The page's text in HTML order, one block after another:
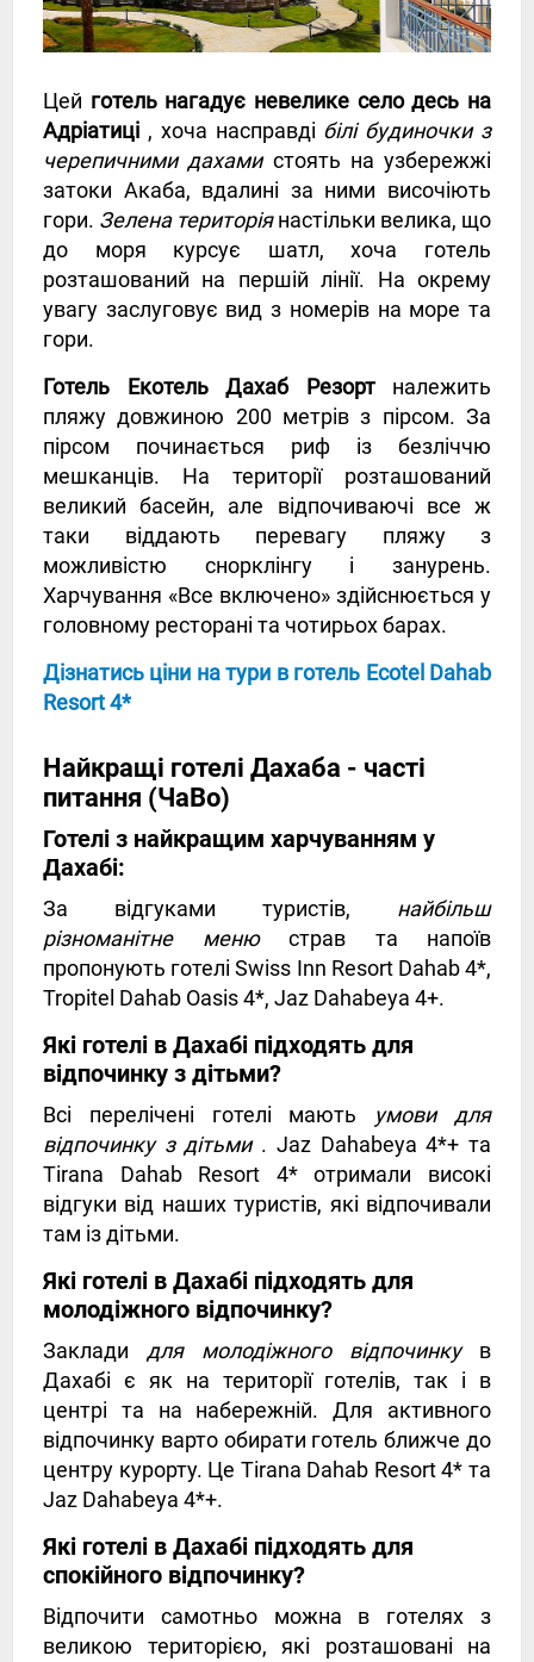
Цей готель нагадує невелике село десь на
Адріатиці , хоча насправді білі будиночки з
черепичними дахамистоять на узбережжі
затоки Акаба, вдалині за ними височіють
гори. Зелена територіянастільки велика, що
до моря курсує шатл, хоча готель
розташований на першій лінії. На окрему
увагу заслуговує вид з номерів на море та
гори.
Готель Екотель Дахаб Резортналежить
пляжу довжиною 200 метрів з пірсом. За
пірсом починається риф із безліччю
мешканців. На території розташований
великий басейн, але відпочиваючі все ж
таки віддають перевагу пляжу з
можливістю снорклінгу і занурень.
Харчування «Все включено» здійснюється у
головному ресторані та чотирьох барах.
Дізнатись ціни на тури в готель Ecotel Dahab
Resort 4*
Найкращі готелі Дахаба - часті
питання (ЧаВо)
Готелі з найкращим харчуванням у
Дахабі:
За відгуками туристів, найбільш
різноманітне менюстрав та напоїв
пропонують готелі Swiss Inn Resort Dahab 4*,
Tropitel Dahab Oasis 4*, Jaz Dahabeya 4+.
Які готелі в Дахабі підходять для
відпочинку з дітьми?
Всі перелічені готелі мають умови для
відпочинку з дітьми. Jaz Dahabeya 4*+ та
Tirana Dahab Resort 4* отримали високі
відгуки від наших туристів, які відпочивали
там із дітьми.
Які готелі в Дахабі підходять для
молодіжного відпочинку?
Заклади для молодіжного відпочинкув
Дахабі є як на території готелів, так і в
центрі та на набережній. Для активного
відпочинку варто обирати готель ближче до
центру курорту. Це Tirana Dahab Resort 4* та
Jaz Dahabeya 4*+.
Які готелі в Дахабі підходять для
спокійного відпочинку?
Відпочити самотньо можна в готелях з
великою територією, які розташовані на